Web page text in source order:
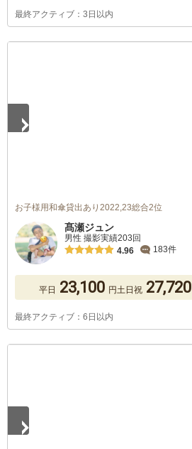
最終アクティブ：3日以内
お子様用和傘貸出あり2022,23総合2位
髙瀬ジュン
男性 撮影実績203回
4.96
183件
平日 23,100 円土日祝 27,720
最終アクティブ：6日以内